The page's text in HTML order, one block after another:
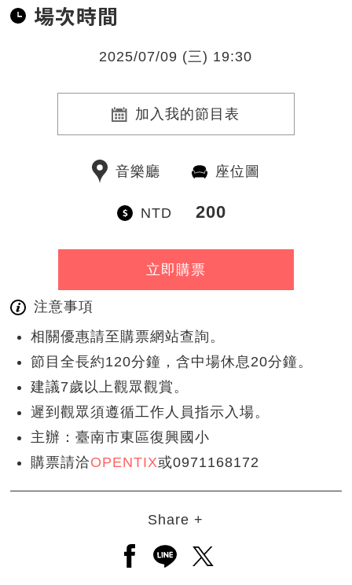
場次時間
2025/07/09 (三) 19:30
加入我的節目表
音樂廳 座位圖
NTD 200
立即購票
注意事項
相關優惠請至購票網站查詢。
節目全長約120分鐘，含中場休息20分鐘。
建議7歲以上觀眾觀賞。
遲到觀眾須遵循工作人員指示入場。
主辦：臺南市東區復興國小
購票請洽OPENTIX或0971168172
Share +
另開新視窗分享至facebook
另開新視窗分享至line
另開新視窗分享至